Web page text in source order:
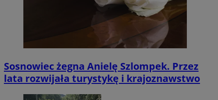
Sosnowiec żegna Anielę Szlompek. Przez
lata rozwijała turystykę i krajoznawstwo